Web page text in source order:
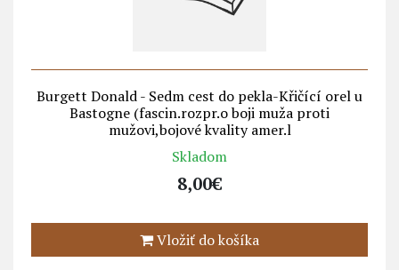
Burgett Donald - Sedm cest do pekla-Křičící orel u
Bastogne (fascin.rozpr.o boji muža proti
mužovi,bojové kvality amer.l
Skladom
8,00€
Vložiť do košíka